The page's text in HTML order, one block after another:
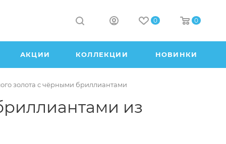
0 0
АКЦИИ КОЛЛЕКЦИИ НОВИНКИ
золота с чёрными бриллиантами
из